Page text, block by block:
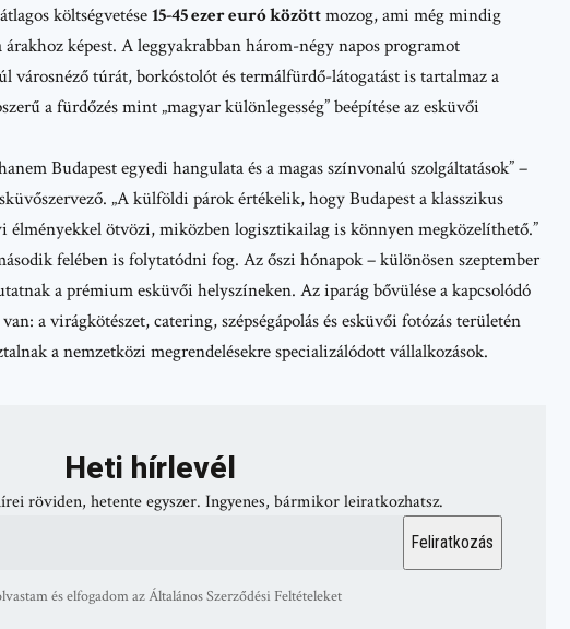
költségvetése15-45 ezer euró közöttmozog, ami még mindig
árakhoz képest. A leggyakrabban három-négy napos programot
városnéző túrát, borkóstolót és termálfürdő-látogatást is tartalmaz a
a fürdőzés mint „magyar különlegesség” beépítése az esküvői
Budapest egyedi hangulata és a magas színvonalú szolgáltatások” –
„A külföldi párok értékelik, hogy Budapest a klasszikus
élményekkel ötvözi, miközben logisztikailag is könnyen megközelíthető.”
felében is folytatódni fog. Azőszi hónapok– különösen szeptember
a prémium esküvői helyszíneken. Az iparág bővülése a kapcsolódó
a virágkötészet, catering, szépségápolás és esküvői fotózás területén
a nemzetközi megrendelésekre specializálódott vállalkozások.
Heti hírlevél
röviden, hetente egyszer. Ingyenes, bármikor leiratkozhatsz.
és elfogadom az Általános Szerződési Feltételeket